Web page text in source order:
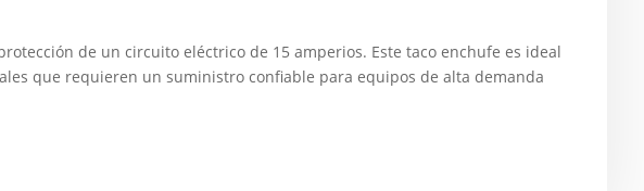
de un circuito eléctrico de 15 amperios. Este taco enchufe es ideal
que requieren un suministro confiable para equipos de alta demanda